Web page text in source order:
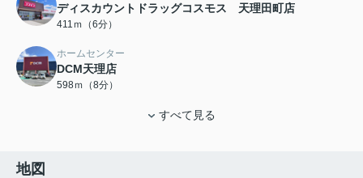
ディスカウントドラッグコスモス 天理田町店
411ｍ（6分）
ホームセンター
DCM天理店
598ｍ（8分）
すべて見る
地図